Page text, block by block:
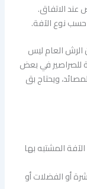
الاتفاق.
حسب نوع الآفة.
الرش العام ليس
للصراصير في بعض
ويحتاج بق
المشتبه بها
أو الفضلات أو